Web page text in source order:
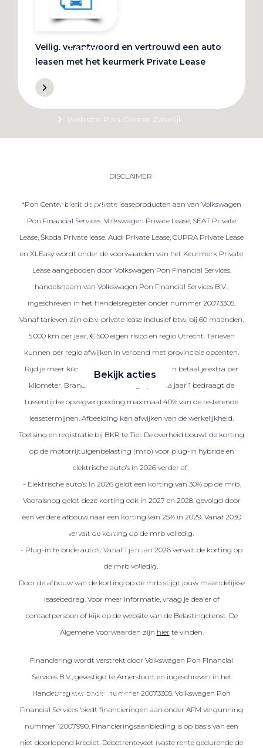
Private Lease
Terug
Website Pon Center Zakelijk
Berijdersinfo
Lease acties
Lease a Bike
Zakelijke Lease acties
voordeel
Bekijk acties
Terug
Over elektrisch rijden
Over elektrisch rijden
Bijtelling en belastingvoordelen
Onderhoud en kosten
Duurzaamheid
Veelgestelde vragen
Aanbod elektrisch
Volkswagen
Audi
Veilig, verantwoord en vertrouwd een auto
leasen met het keurmerk Private Lease
DISCLAIMER
*Pon Center biedt de private leaseproducten aan van Volkswagen
Pon Financial Services. Volkswagen Private Lease, SEAT Private
Lease, Škoda Private lease. Audi Private Lease, CUPRA Private Lease
en XLEasy wordt onder de voorwaarden van het Keurmerk Private
Lease aangeboden door Volkswagen Pon Financial Services,
handelsnaam van Volkswagen Pon Financial Services B.V.,
ingeschreven in het Handelsregister onder nummer 20073305.
Vanaf tarieven zijn o.b.v. private lease inclusief btw, bij 60 maanden,
5.000 km per jaar, € 500 eigen risico en regio Utrecht. Tarieven
kunnen per regio afwijken in verband met provinciale opcenten.
Rijd je meer kilometers dan afgesproken, dan betaal je extra per
kilometer. Brandstof is niet inbegrepen. Na jaar 1 bedraagt de
tussentijdse opzegvergoeding maximaal 40% van de resterende
leasetermijnen. Afbeelding kan afwijken van de werkelijkheid.
Toetsing en registratie bij BKR te Tiel. De overheid bouwt de korting
op de motorrijtuigenbelasting (mrb) voor plug-in hybride en
elektrische auto’s in 2026 verder af.
- Elektrische auto’s: In 2026 geldt een korting van 30% op de mrb.
Vooralsnog geldt deze korting ook in 2027 en 2028, gevolgd door
een verdere afbouw naar een korting van 25% in 2029. Vanaf 2030
vervalt de korting op de mrb volledig.
- Plug-in hybride auto’s: Vanaf 1 januari 2026 vervalt de korting op
de mrb volledig.
Door de afbouw van de korting op de mrb stijgt jouw maandelijkse
leasebedrag. Voor meer informatie, vraag je dealer of
contactpersoon of kijk op de website van de Belastingdienst. De
Algemene Voorwaarden zijn hier te vinden.
Financiering wordt verstrekt door Volkswagen Pon Financial
Services B.V., gevestigd te Amersfoort en ingeschreven in het
Handelsregister onder nummer 20073305. Volkswagen Pon
Financial Services biedt financieringen aan onder AFM vergunning
nummer 12007990. Financieringsaanbieding is op basis van een
niet doorlopend krediet. Debetrentevoet (vaste rente gedurende de